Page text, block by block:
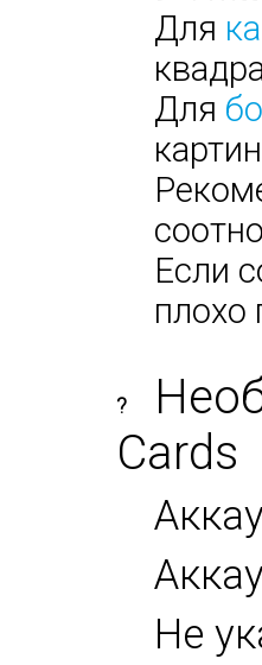
Для
Для
Если
плохо
?
Cards
Не